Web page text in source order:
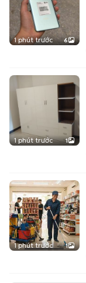
1 phút trước 6
1 phút trước 1
1 phút trước 1